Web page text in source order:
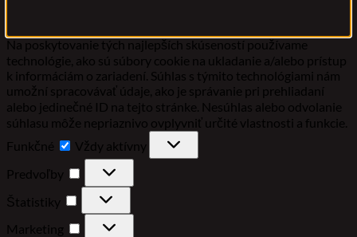
Na poskytovanie tých najlepších skúseností používame
technológie, ako sú súbory cookie na ukladanie a/alebo prístup
k informáciám o zariadení. Súhlas s týmito technológiami nám
umožní spracovávať údaje, ako je správanie pri prehliadaní
alebo jedinečné ID na tejto stránke. Nesúhlas alebo odvolanie
súhlasu môže nepriaznivo ovplyvniť určité vlastnosti a funkcie.
Funkčné
Vždy aktívny
Predvoľby
Predvoľby
Štatistiky
Štatistiky
Marketing
Marketing